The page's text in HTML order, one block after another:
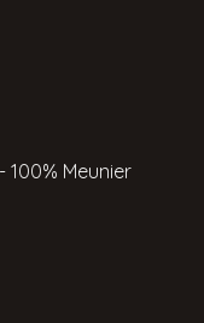
Meunier